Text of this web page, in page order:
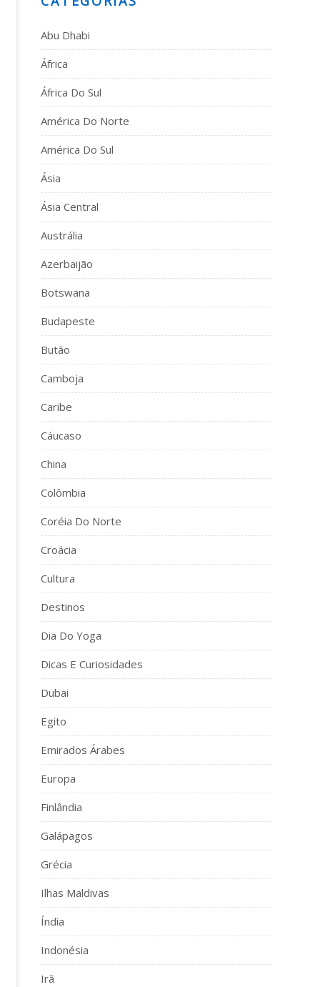
Abu Dhabi
África
África Do Sul
América Do Norte
América Do Sul
Ásia
Ásia Central
Austrália
Azerbaijão
Botswana
Budapeste
Butão
Camboja
Caribe
Cáucaso
China
Colômbia
Coréia Do Norte
Croácia
Cultura
Destinos
Dia Do Yoga
Dicas E Curiosidades
Dubai
Egito
Emirados Árabes
Europa
Finlândia
Galápagos
Grécia
Ilhas Maldivas
Índia
Indonésia
Irã